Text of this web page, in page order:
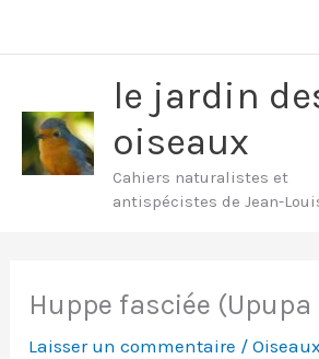
au
le jardin
oiseaux
Cahiers naturalistes et
antispécistes de Jean-
Huppe fasciée (Upupa
Laisser un commentaire /Oiseaux